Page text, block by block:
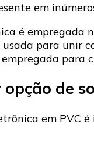
em
é empregada
para unir
para
de
em PVC